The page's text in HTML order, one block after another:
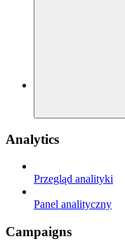
Analytics
Przegląd analityki
Panel analityczny
Campaigns